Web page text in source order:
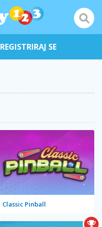
REGISTRIRAJ SE
Classic Pinball